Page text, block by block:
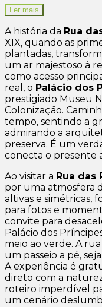
Ler mais
A história da Rua
XIX, quando as
plantadas,
um ar majestoso à
como acesso
real, o Palácio dos
prestigiado Museu
Colonização.
tempo, sentindo a
admirando a
preserva. É um
conecta o presente
Ao visitar a Rua das
por uma atmosfera
altivas e
para fotos e
convite para
Palácio dos
meio ao verde. A
um passeio a pé,
A experiência é
direto com a
roteiro imperdível
um cenário